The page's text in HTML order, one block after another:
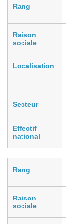
Rang
Raison
sociale
Localisation
Secteur
Effectif
national
Rang
Raison
sociale